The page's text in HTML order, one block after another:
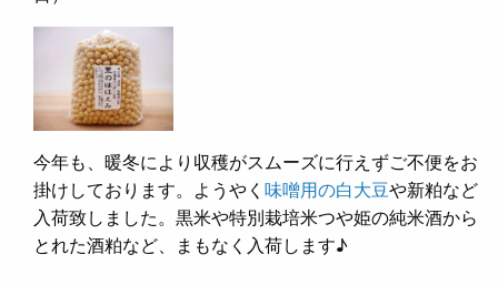
今年も、暖冬により収穫がスムーズに行えずご不便をお
掛けしております。ようやく 味噌用の白大豆や新粕など
入荷致しました。黒米や特別栽培米つや姫の純米酒から
とれた酒粕など、まもなく入荷します♪